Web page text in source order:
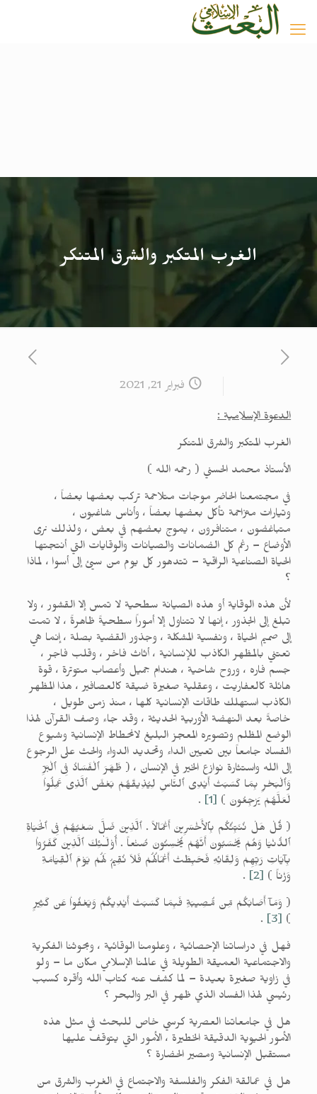
الغرب المتكبر والشرق المتنكر
فبراير 21, 2021
الدعوة الإسلامية :
الغرب المتكبر والشرق المتنكر
الأستاذ محمد الحسني ( رحمه الله )
في مجتمعنا الحاضر موجات متلاحمة تركب بعضها بعضاً ،
وتيارات متزاحمة تأكل بعضها بعضاً ، وأناس شاغبون ،
متباغضون ، متنافرون ، يموج بعضهم في بعض ، ولذلك نری
الأوضاع – رغم كل الضمانات والصيانات والوقايات التي أنتجتها
الحياة الصناعية الراقية – تتدهور كل يوم من سيئ إلى أسوا ، لماذا
؟
لأن هذه الوقاية أو هذه الصيانة سطحية لا تمس إلا القشور ، ولا
تبلغ إلى الجذور ، إنها لا تتناول إلا أموراً سطحيةً ظاهرةً ، لا تمت
إلى صميم الحياة ، ونفسية المشكلة ، وجذور القضية بصلة ، إنما هي
تعتني بالمظهر الكاذب للإنسانية ، أثاث فاخر ، وقلب فاجر ،
جسم فاره ، وروح شاحية ، هندام جميل وأعصاب متوترة ، قوة
هائلة كالعفاريت ، وعقلية صغيرة ضيقة كالعصافير ، هذا المظهر
الكاذب استهلك طاقات الإنسانية كلها ، منذ زمن طويل ،
خاصةً بعد النهضة الأوربية الحديثة ، وقد جاء وصف القرآن لهذا
الوضع المظلم وتصويره المعجز البليغ لانحطاط الإنسانية وشيوع
الفساد جامعاً بين تعيين الداء وتحديد الدواء والحث على الرجوع
إلى الله واستثارة نوازع الخير في الإنسان ، ( ظَهَرَ ٱلْفَسَادُ فِى ٱلْبَرِّ
وَٱلْبَحْرِ بِمَا كَسَبَتْ أَيْدِى ٱلنَّاسِ لِيُذِيقَهُمْ بَعْضَ ٱلَّذِى عَمِلُواْ
لَعَلَّهُمْ يَرْجِعُونَ ) [1]
.
( قُلْ هَلْ نُنَبِّئُكُم بِٱلأَخْسَرِينَ أَعْمَالاً . ٱلَّذِينَ ضَلَّ سَعْيُهُمْ فِى ٱلْحَيَاةِ
ٱلدُّنْيَا وَهُمْ يَحْسَبُونَ أَنَّهُمْ يُحْسِنُونَ صُنْعاً . أُوْلَـٰئِكَ ٱلَّذِينَ كَفَرُواْ
بِآيَاتِ رَبِّهِمْ وَلِقَائِهِ فَحَبِطَتْ أَعْمَالُهُمْ فَلاَ نُقِيمُ لَهُمْ يَوْمَ ٱلْقِيَامَةِ
وَزْناً ) [2]
.
( وَمَآ أَصَابَكُمْ مِّن مُّصِيبَةٍ فَبِمَا كَسَبَتْ أَيْدِيكُمْ وَيَعْفُواْ عَن كَثِيرٍ
)
[3]
.
فهل في دراساتنا الإحصائية ، وعلومنا الوقائية ، وبحوثنا الفكرية
والاجتماعية العميقة الطويلة في عالمنا الإسلامي مكان ما – ولو
في زاوية صغيرة بعيدة – لما كشف عنه كتاب الله وأقره كسبب
رئيسي لهذا الفساد الذي ظهر في البر والبحر ؟
هل في جامعاتنا العصرية كرسي خاص للبحث في مثل هذه
الأمور الحيوية الدقيقة الخطيرة ، الأمور التي يتوقف عليها
مستقبل الإنسانية ومصير الحضارة ؟
هل في عمالقة الفكر والفلسفة والاجتماع في الغرب والشرق من